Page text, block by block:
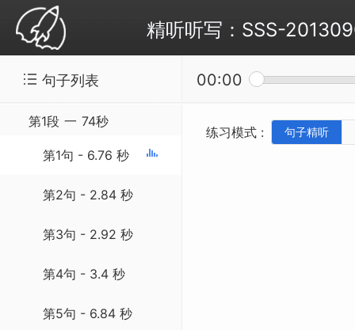
精听听写：SSS-
句子列表 00:00
第1段 一 74秒
第1句 - 6.76 秒
第2句 - 2.84 秒
第3句 - 2.92 秒
第4句 - 3.4 秒
第5句 - 6.84 秒
练习模式 : 句子精听